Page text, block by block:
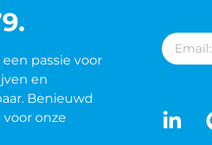
passie voor
en
Benieuwd
voor onze